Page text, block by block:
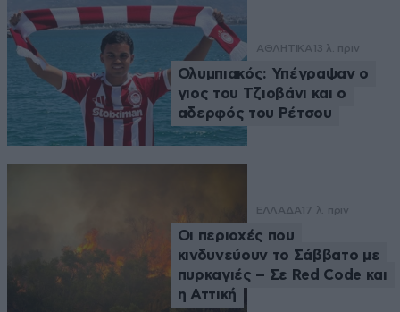
ΑΘΛΗΤΙΚΑ 13 λ. πριν
Ολυμπιακός: Υπέγραψαν ο
γιος του Τζιοβάνι και ο
αδερφός του Ρέτσου
ΕΛΛΑΔΑ 17 λ. πριν
Οι περιοχές που
κινδυνεύουν το Σάββατο με
πυρκαγιές – Σε Red Code και
η Αττική